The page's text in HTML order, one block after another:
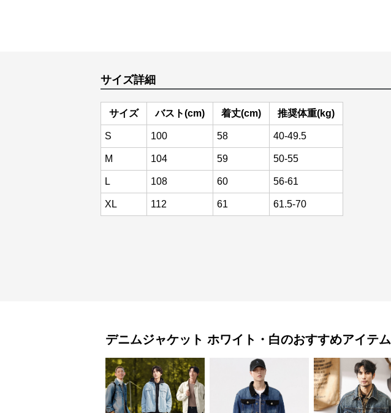
サイズ詳細
サイズ バスト(cm) 着丈(cm) 推奨体重(kg)
S 100 58 40-49.5
M 104 59 50-55
L 108 60 56-61
XL 112 61 61.5-70
デニムジャケット ホワイト・白のおすすめアイテム